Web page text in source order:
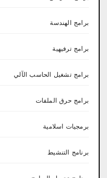
برامج الهندسة
برامج ترفيهية
برامج تشغيل الحاسب الآلي
برامج حرق الملفات
برمجيات اسلامية
برنامج التنشيط